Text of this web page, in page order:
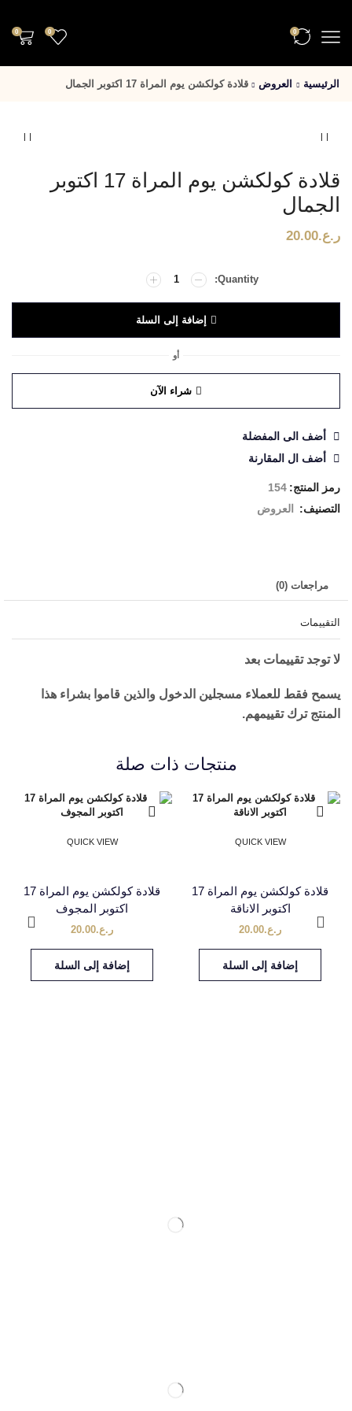
0
0
0
الرئيسية العروض قلادة كولكشن يوم المراة 17 اكتوبر الجمال
قلادة كولكشن يوم المراة 17 اكتوبر
الجمال
ر.ع.20.00
إضافة إلى السلة
أو
شراء الآن
أضف الى المفضلة
أضف ال المقارنة
رمز المنتج: 154
التصنيف:
العروض
مراجعات (0)
التقييمات
لا توجد تقييمات بعد
يسمح فقط للعملاء مسجلين الدخول والذين قاموا بشراء هذا
المنتج ترك تقييمهم.
منتجات ذات صلة
QUICK VIEW
قلادة كولكشن يوم المراة 17
اكتوبر الاناقة
ر.ع.20.00
إضافة إلى السلة
QUICK VIEW
قلادة كولكشن يوم المراة 17
اكتوبر المجوف
ر.ع.20.00
إضافة إلى السلة